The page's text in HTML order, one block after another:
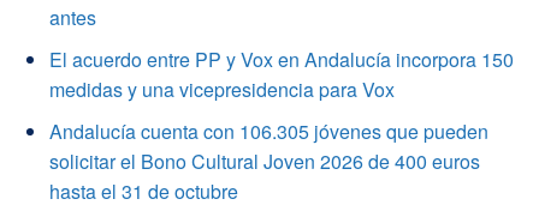
antes
El acuerdo entre PP y Vox en Andalucía incorpora 150
medidas y una vicepresidencia para Vox
Andalucía cuenta con 106.305 jóvenes que pueden
solicitar el Bono Cultural Joven 2026 de 400 euros
hasta el 31 de octubre